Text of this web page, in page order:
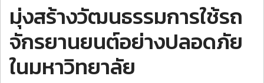
มุ่งสร้างวัฒนธรรมการใช้รถ
จักรยานยนต์อย่างปลอดภัย
ในมหาวิทยาลัย